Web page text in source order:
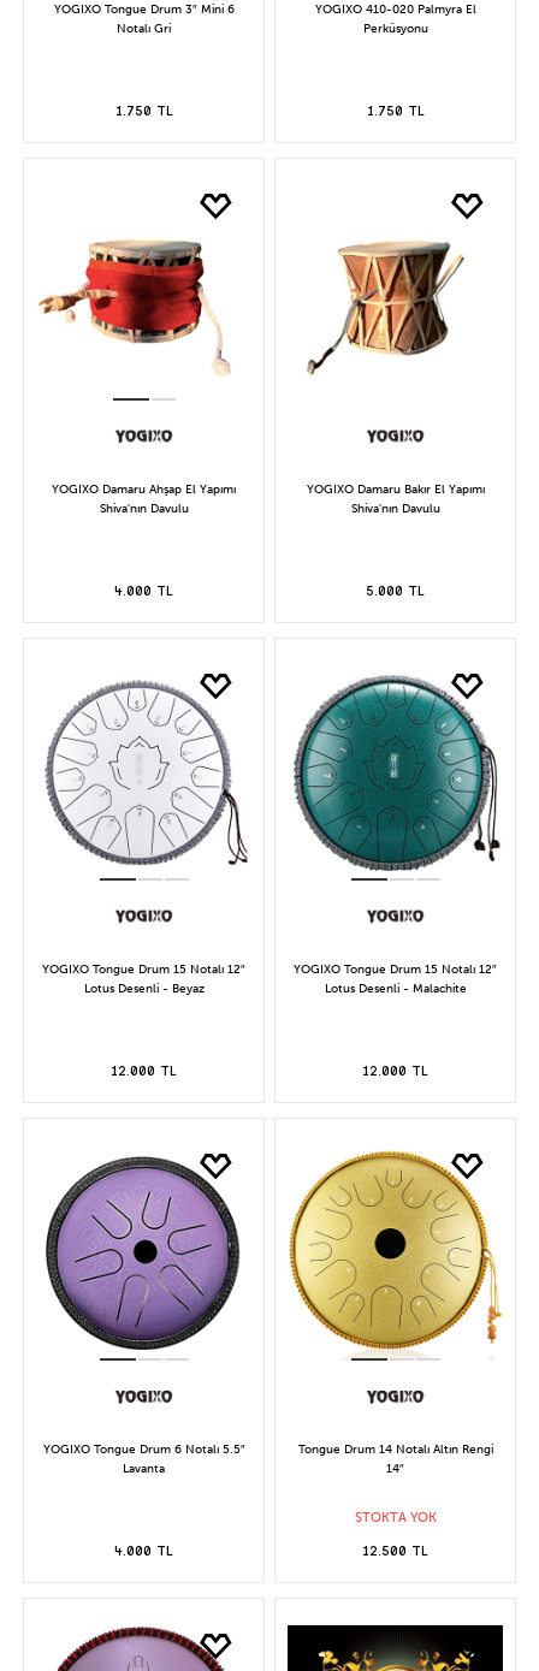
YOGIXO Tongue Drum 3″ Mini 6
Notalı Gri
1.750 TL
YOGIXO 410-020 Palmyra El
Perküsyonu
1.750 TL
YOGIXO Damaru Ahşap El Yapımı
Shiva'nın Davulu
4.000 TL
YOGIXO Damaru Bakır El Yapımı
Shiva'nın Davulu
5.000 TL
YOGIXO Tongue Drum 15 Notalı 12″
Lotus Desenli - Beyaz
12.000 TL
YOGIXO Tongue Drum 15 Notalı 12″
Lotus Desenli - Malachite
12.000 TL
YOGIXO Tongue Drum 6 Notalı 5.5″
Lavanta
4.000 TL
Tongue Drum 14 Notalı Altın Rengi
14″
STOKTA YOK
12.500 TL